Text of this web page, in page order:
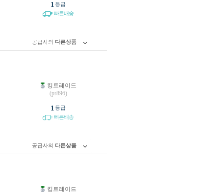
1 등급
빠른배송
공급사의 다른상품
킹트레이드
(pr896)
1 등급
빠른배송
공급사의 다른상품
킹트레이드